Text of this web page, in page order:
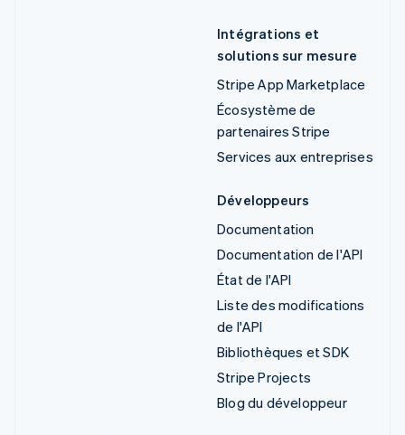
Intégrations et
solutions sur mesure
Stripe App Marketplace
Écosystème de
partenaires Stripe
Services aux entreprises
Développeurs
Documentation
Documentation de l'API
État de l'API
Liste des modifications
de l'API
Bibliothèques et SDK
Stripe Projects
Blog du développeur